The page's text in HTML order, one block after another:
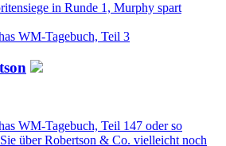
in Runde 1, Murphy spart
WM-Tagebuch, Teil 3
WM-Tagebuch, Teil 147 oder so
über Robertson & Co. vielleicht noch